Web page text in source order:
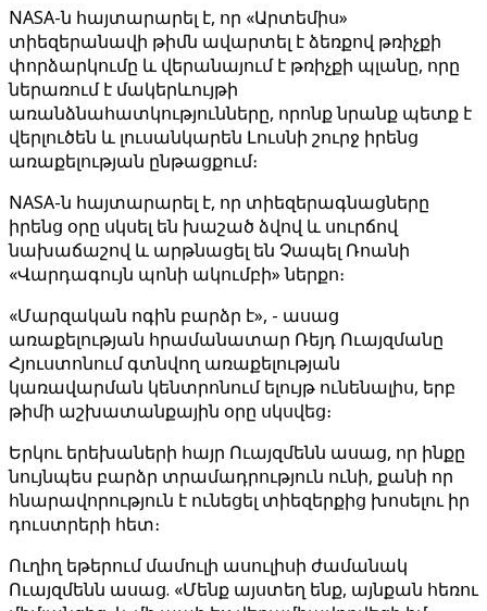
NASA-ն հայտարարել է, որ «Արտեմիս»
տիեզերանավի թիմն ավարտել է ձեռքով թռիչքի
փորձարկումը և վերանայում է թռիչքի պլանը, որը
ներառում է մակերևույթի
առանձնահատկությունները, որոնք նրանք պետք է
վերլուծեն և լուսանկարեն Լուսնի շուրջ իրենց
առաքելության ընթացքում։
NASA-ն հայտարարել է, որ տիեզերագնացները
իրենց օրը սկսել են խաշած ձվով և սուրճով
նախաճաշով և արթնացել են Չապել Ռոանի
«Վարդագույն պոնի ակումբի» ներքո։
«Մարզական ոգին բարձր է», - ասաց
առաքելության հրամանատար Ռեյդ Ուայզմանը
Հյուստոնում գտնվող առաքելության
կառավարման կենտրոնում ելույթ ունենալիս, երբ
թիմի աշխատանքային օրը սկսվեց։
Երկու երեխաների հայր Ուայզմենն ասաց, որ ինքը
նույնպես բարձր տրամադրություն ունի, քանի որ
հնարավորություն է ունեցել տիեզերքից խոսելու իր
դուստրերի հետ։
Ուղիղ եթերում մամուլի ասուլիսի ժամանակ
Ուայզմենն ասաց. «Մենք այստեղ ենք, այնքան հեռու